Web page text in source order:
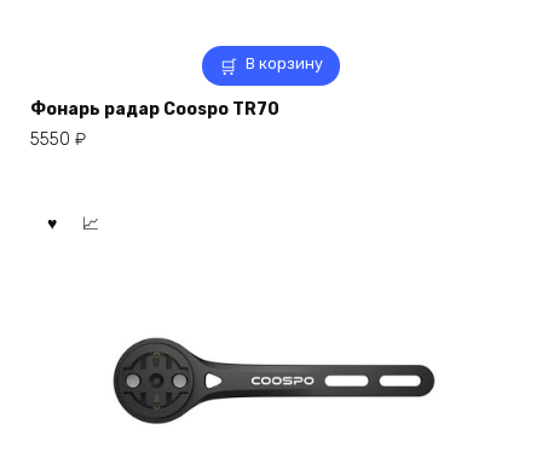
В корзину
Фонарь радар Coospo TR70
5550 ₽